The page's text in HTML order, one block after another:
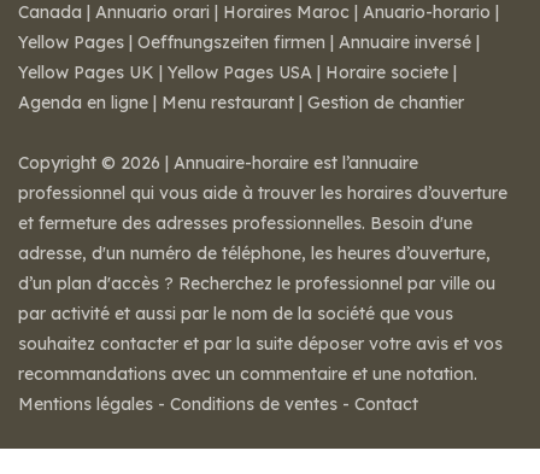
Canada | Annuario orari | Horaires Maroc | Anuario-horario |
Yellow Pages | Oeffnungszeiten firmen | Annuaire inversé |
Yellow Pages UK | Yellow Pages USA | Horaire societe |
Agenda en ligne | Menu restaurant | Gestion de chantier
Copyright © 2026 | Annuaire-horaire est l’annuaire
professionnel qui vous aide à trouver les horaires d’ouverture
et fermeture des adresses professionnelles. Besoin d'une
adresse, d'un numéro de téléphone, les heures d’ouverture,
d’un plan d'accès ? Recherchez le professionnel par ville ou
par activité et aussi par le nom de la société que vous
souhaitez contacter et par la suite déposer votre avis et vos
recommandations avec un commentaire et une notation.
Mentions légales - Conditions de ventes - Contact